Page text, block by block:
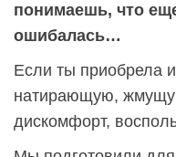
понимаешь, что
ошибалась…
Если ты приобрела
натирающую,
дискомфорт,